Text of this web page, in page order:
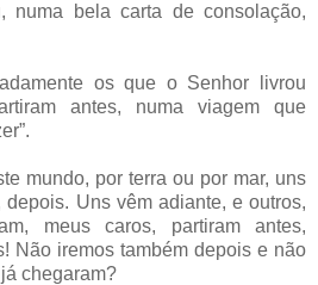
numa bela carta de consolação,
os que o Senhor livrou
antes, numa viagem que
mundo, por terra ou por mar, uns
Uns vêm adiante, e outros,
meus caros, partiram antes,
Não iremos também depois e não
chegaram?